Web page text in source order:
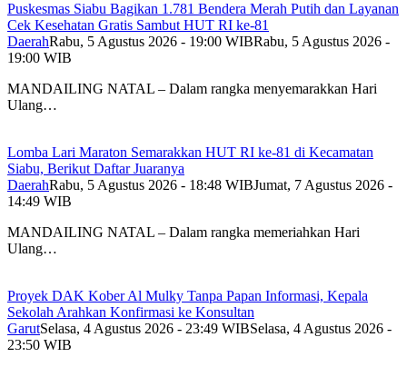
Puskesmas Siabu Bagikan 1.781 Bendera Merah Putih dan Layanan
Cek Kesehatan Gratis Sambut HUT RI ke-81
DaerahRabu, 5 Agustus 2026 - 19:00 WIBRabu, 5 Agustus 2026 -
19:00 WIB
MANDAILING NATAL – Dalam rangka menyemarakkan Hari
Ulang…
Lomba Lari Maraton Semarakkan HUT RI ke-81 di Kecamatan
Siabu, Berikut Daftar Juaranya
DaerahRabu, 5 Agustus 2026 - 18:48 WIBJumat, 7 Agustus 2026 -
14:49 WIB
MANDAILING NATAL – Dalam rangka memeriahkan Hari
Ulang…
Proyek DAK Kober Al Mulky Tanpa Papan Informasi, Kepala
Sekolah Arahkan Konfirmasi ke Konsultan
GarutSelasa, 4 Agustus 2026 - 23:49 WIBSelasa, 4 Agustus 2026 -
23:50 WIB